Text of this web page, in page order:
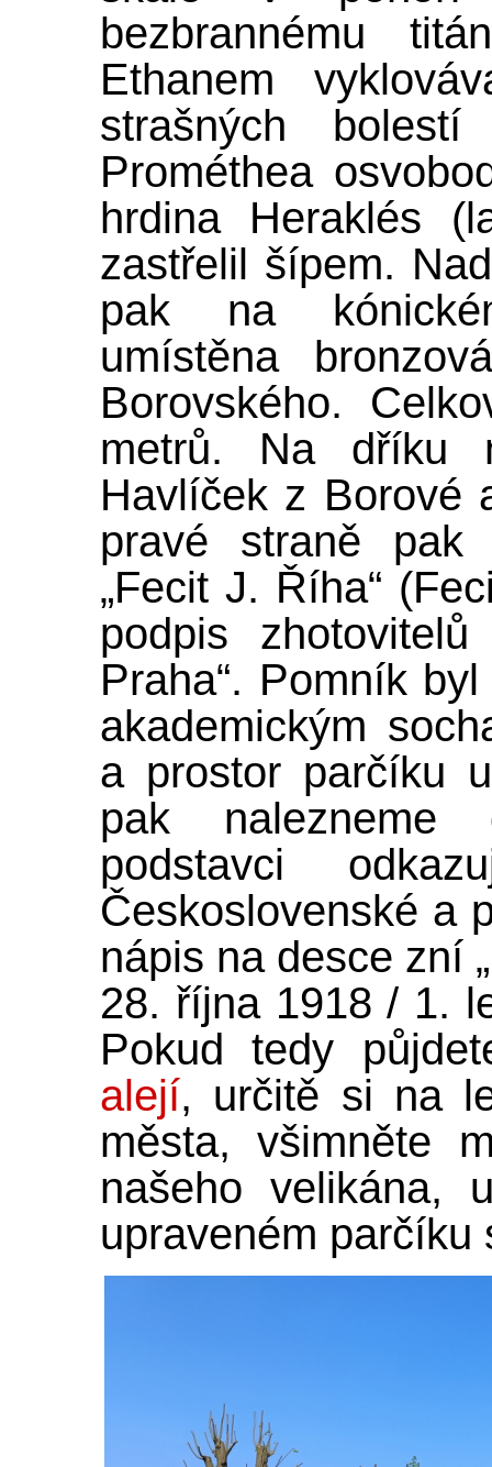
bezbrannému
Ethanem
strašných
Prométhea
hrdina Heraklés
zastřelil šípem.
pak na
umístěna
Borovského.
metrů. Na dříku
Havlíček z Borové
pravé straně pak
„Fecit J. Říha“
podpis
Praha“. Pomník
akademickým
a prostor parčíku
pak nalezneme
podstavci
Československé a
nápis na desce zní
28. října 1918 / 1.
Pokud tedy
alejí, určitě si na
města, všimněte
našeho velikána,
upraveném parčíku